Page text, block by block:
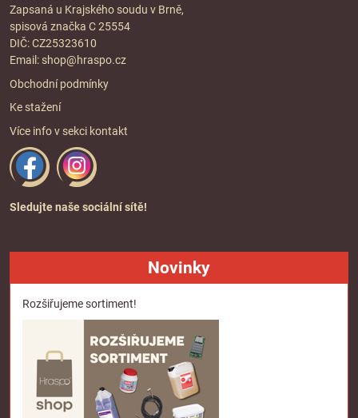
Zapsaná u Krajského soudu v Brně,
spisová značka C 25554
DIČ: CZ25323610
Email: shop@hraspo.cz
Obchodní podmínky
Ke stažení
Více info v sekci kontakt
Sledujte naše sociální sítě!
Novinky
Rozšiřujeme sortiment!